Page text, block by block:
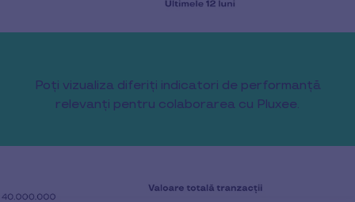
Poți vizualiza diferiți indicatori de performanță
relevanți pentru colaborarea cu Pluxee.